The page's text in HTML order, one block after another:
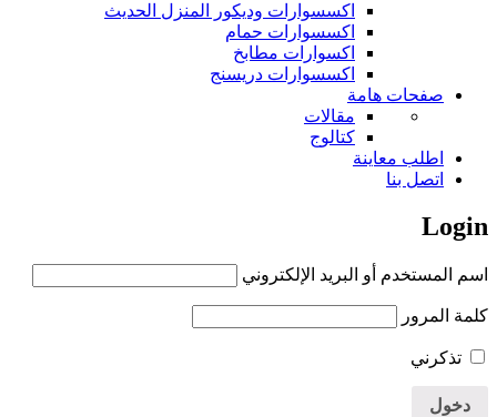
اكسسوارات وديكور المنزل الحديث
اكسسوارات حمام
اكسوارات مطابخ
اكسسوارات دريسنج
صفحات هامة
مقالات
كتالوج
اطلب معاينة
اتصل بنا
Login
اسم المستخدم أو البريد الإلكتروني
كلمة المرور
تذكرني